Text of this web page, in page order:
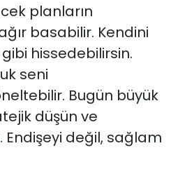
planların
basabilir. Kendini
gibi hissedebilirsin.
seni
Bugün büyük
düşün ve
değil, sağlam